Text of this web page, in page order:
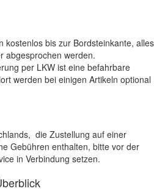
kostenlos bis zur Bordsteinkante, alles
abgesprochen werden.
per LKW ist eine befahrbare
werden bei einigen Artikeln optional
die Zustellung auf einer
Gebühren enthalten, bitte vor der
in Verbindung setzen.